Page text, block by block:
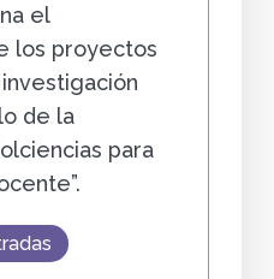
el
los proyectos
de la
para